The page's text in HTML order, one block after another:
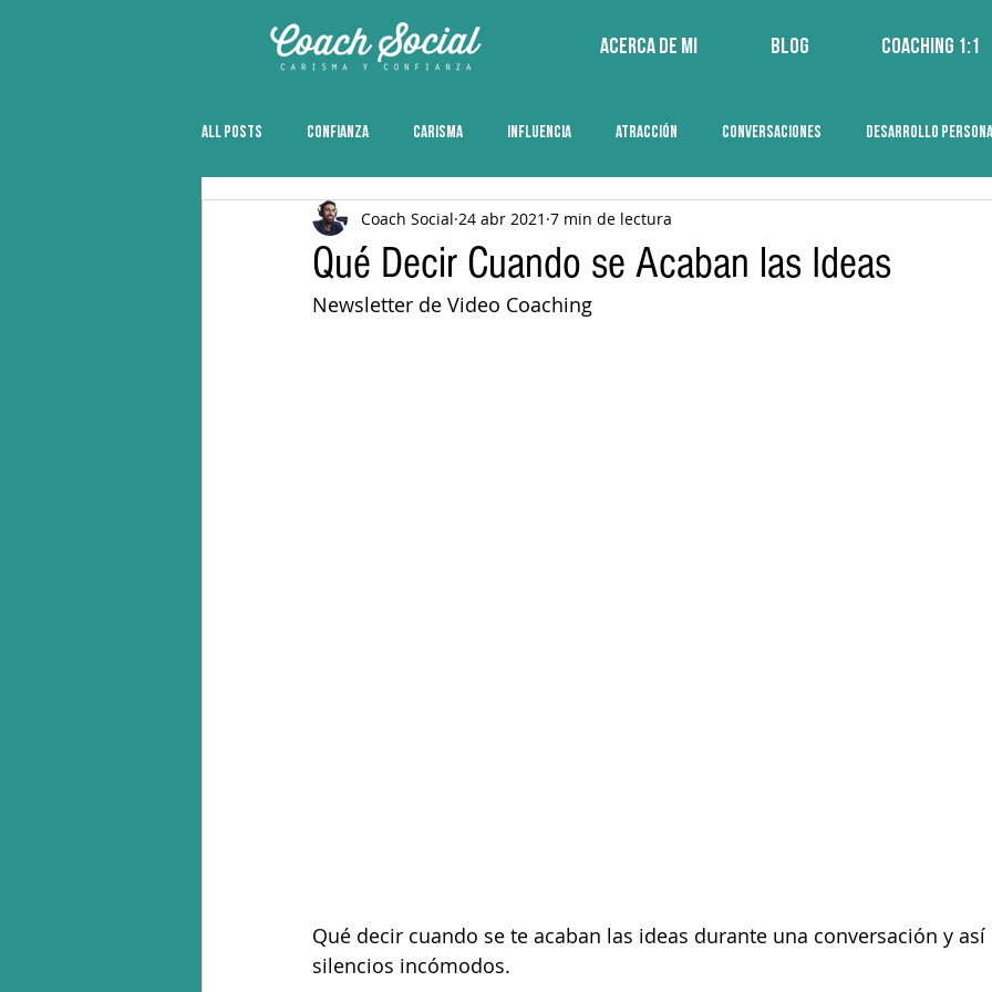
Acerca de mi Blog Coaching 1:1
All Posts CONFIANZA CARISMA INFLUENCIA ATRACCIÓN CONVERSACIONES DESARROLLO
Qué Decir Cuando se Acaban las Ideas
Coach Social 24 abr 2021 7 min de lectura
Newsletter de Video Coaching
Qué decir cuando se te acaban las ideas durante una conversación y así
silencios incómodos.